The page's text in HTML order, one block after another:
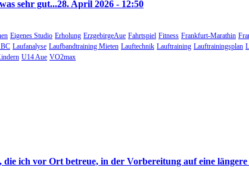
sehr gut...28. April 2026 - 12:50
Eigenes Studio Erholung ErzgebirgeAue Fahrtspiel Fitness Frankfurt-Marathin
Laufanalyse Laufbandtraining Mieten Lauftechnik Lauftraining Lauftrainingsplan
U14 Aue VO2max
ich vor Ort betreue, in der Vorbereitung auf eine